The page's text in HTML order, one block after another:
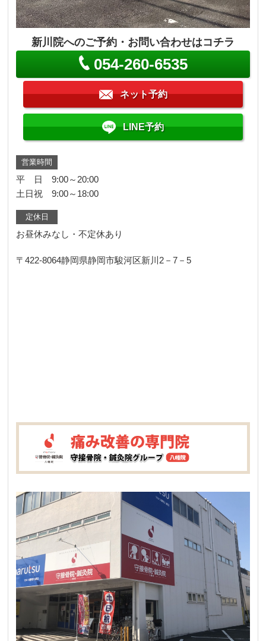
新川院へのご予約・お問い合わせはコチラ
054-260-6535
ネット予約
LINE予約
営業時間
平 日 9:00～20:00
土日祝 9:00～18:00
定休日
お昼休みなし・不定休あり
〒422-8064静岡県静岡市駿河区新川2－7－5